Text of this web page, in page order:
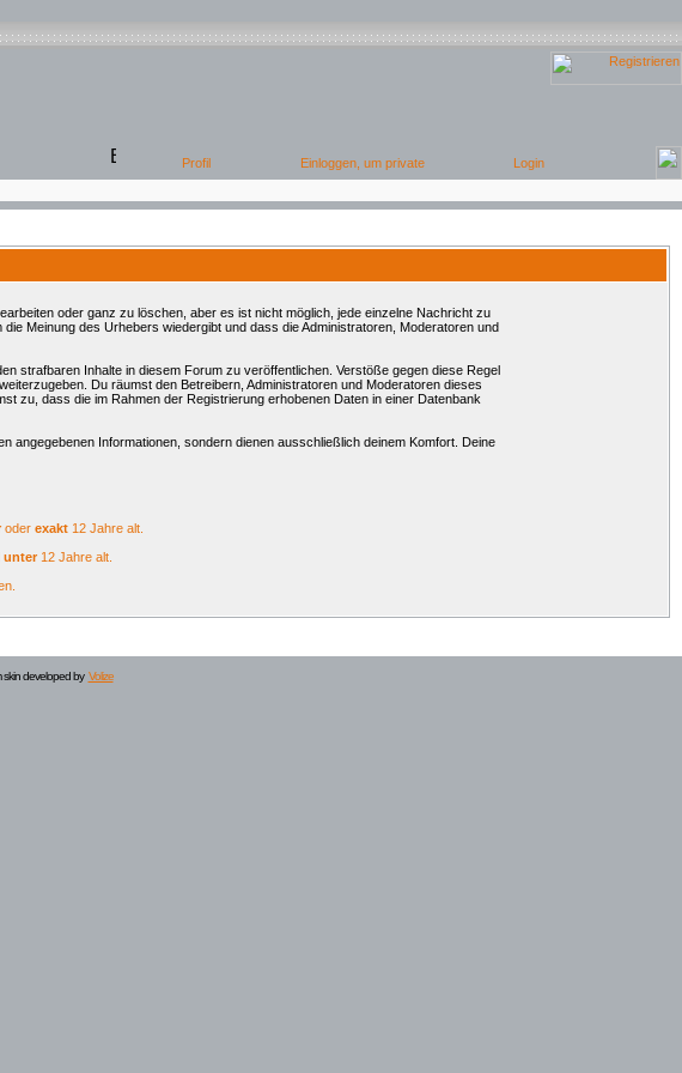
oder ganz zu löschen, aber es ist nicht möglich, jede einzelne Nachricht zu
Meinung des Urhebers wiedergibt und dass die Administratoren, Moderatoren und
strafbaren Inhalte in diesem Forum zu veröffentlichen. Verstöße gegen diese Regel
Du räumst den Betreibern, Administratoren und Moderatoren dieses
zu, dass die im Rahmen der Registrierung erhobenen Daten in einer Datenbank
Informationen, sondern dienen ausschließlich deinem Komfort. Deine
oder exakt 12 Jahre alt.
unter12 Jahre alt.
developed by Volize